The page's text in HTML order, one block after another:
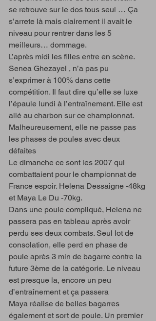
se retrouve sur le dos tous seul … Ça
s’arrete là mais clairement il avait le
niveau pour rentrer dans les 5
meilleurs… dommage.
L’après midi les filles entre en scène.
Senea Ghezayel , n’a pas pu
s’exprimer à 100% dans cette
compétition. Il faut dire qu’elle se luxe
l’épaule lundi à l’entraînement. Elle est
allé au charbon sur ce championnat.
Malheureusement, elle ne passe pas
les phases de poules avec deux
défaites
Le dimanche ce sont les 2007 qui
combattaient pour le championnat de
France espoir. Helena Dessaigne -48kg
et Maya Le Du -70kg.
Dans une poule compliqué, Helena ne
passera pas en tableau après avoir
perdu ses deux combats. Seul lot de
consolation, elle perd en phase de
poule après 3 min de bagarre contre la
future 3ème de la catégorie. Le niveau
est presque la, encore un peu
d’entraînement et ça passera
Maya réalise de belles bagarres
également et sort de poule. Un premier